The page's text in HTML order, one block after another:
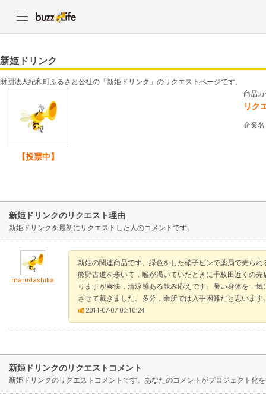
新姫ドリンク
財団法人紀和町ふるさと公社の「新姫ドリンク」のリクエストページです。
【投票中】
商品
リク
企業
新姫ドリンクのリクエスト理由
新姫ドリンクを最初にリクエストした人のコメントです。
marudashika
新姫の関連商品です。緑色をした硝子ビンで薬局で売ら
熊野古道を歩いて，喉が渇いていたときに千枚田近くの
りますが爽快，清涼感ある飲み応えです。暑い身体を一
させて戴きました。多分，余所では入手困難だと思います
2011-07-07 00:10:24
新姫ドリンクのリクエストコメント
新姫ドリンクのリクエストコメントです。あなたのコメントがプロジェクト化